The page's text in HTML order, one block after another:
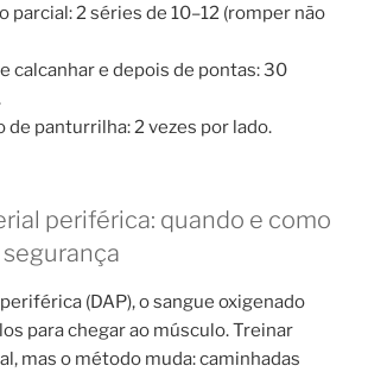
parcial: 2 séries de 10–12 (romper não
calcanhar e depois de pontas: 30
de panturrilha: 2 vezes por lado.
periférica: quando e como
(DAP), o sangue oxigenado
para chegar ao músculo. Treinar
mas o método muda: caminhadas